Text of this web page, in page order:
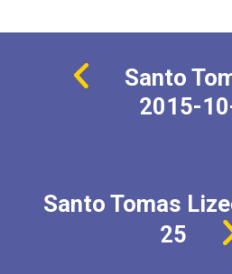
Santo
2015-
Santo Tomas
25